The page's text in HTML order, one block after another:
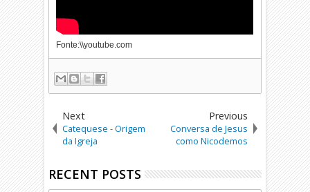
Fonte:\\youtube.com
Next
Catequese - Origem
da Igreja
Previous
Conversa de Jesus
como Nicodemos
RECENT POSTS